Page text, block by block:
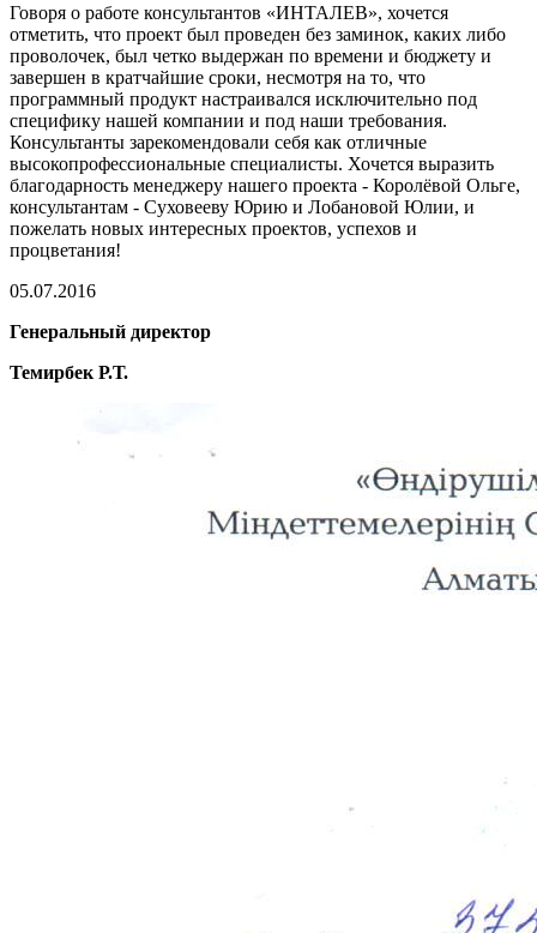
Говоря о работе консультантов «ИНТАЛЕВ», хочется
отметить, что проект был проведен без заминок, каких либо
проволочек, был четко выдержан по времени и бюджету и
завершен в кратчайшие сроки, несмотря на то, что
программный продукт настраивался исключительно под
специфику нашей компании и под наши требования.
Консультанты зарекомендовали себя как отличные
высокопрофессиональные специалисты. Хочется выразить
благодарность менеджеру нашего проекта - Королёвой Ольге,
консультантам - Суховееву Юрию и Лобановой Юлии, и
пожелать новых интересных проектов, успехов и
процветания!
05.07.2016
Генеральный директор
Темирбек Р.Т.